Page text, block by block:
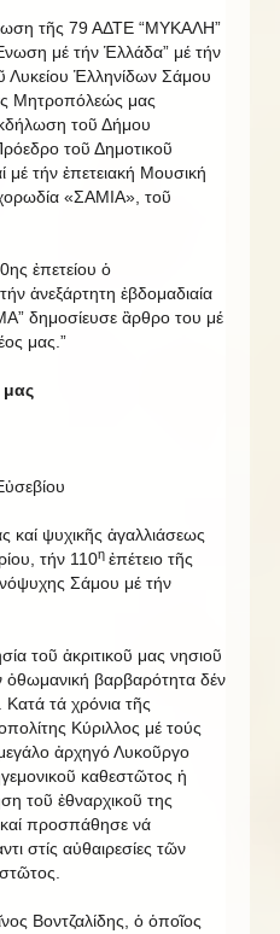
τῆς 79 ΑΔΤΕ “ΜΥΚΑΛΗ”
μέ τήν Ἑλλάδα” μέ τήν
Ἑλληνίδων Σάμου
Μητροπόλεώς μας
τοῦ Δήμου
τοῦ Δημοτικοῦ
τήν ἐπετειακή Μουσική
«ΣΑΜΙΑ», τοῦ
ἐπετείου ὁ
ἁνεξάρτητη ἑβδομαδιαία
δημοσίευσε ἂρθρο του μέ
μας.”
μας
καί ψυχικῆς ἀγαλλιάσεως
τήν 110η ἐπέτειο τῆς
Σάμου μέ τήν
τοῦ ἀκριτικοῦ μας νησιοῦ
βαρβαρότητα δέν
Κατά τά χρόνια τῆς
Κύριλλος μέ τούς
ἀρχηγό Λυκοῦργο
καθεστῶτος ἡ
τοῦ ἐθναρχικοῦ της
προσπάθησε νά
στίς αὐθαιρεσίες τῶν
Βοντζαλίδης, ὁ ὁποῖος